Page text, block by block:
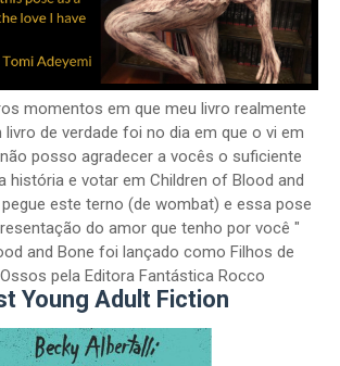
momentos em que meu livro realmente
livro de verdade foi no dia em que o vi em
posso agradecer a vocês o suficiente
história e votar em Children of Blood and
este terno (de wombat) e essa pose
do amor que tenho por você "
and Bone foi lançado como Filhos de
pela Editora Fantástica Rocco
Young Adult Fiction